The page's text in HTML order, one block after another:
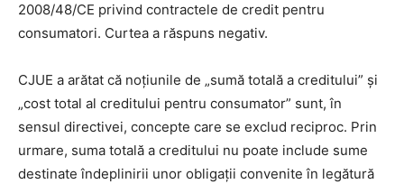
2008/48/CE privind contractele de credit pentru
consumatori. Curtea a răspuns negativ.
CJUE a arătat că noțiunile de „sumă totală a creditului” și
„cost total al creditului pentru consumator” sunt, în
sensul directivei, concepte care se exclud reciproc. Prin
urmare, suma totală a creditului nu poate include sume
destinate îndeplinirii unor obligații convenite în legătură